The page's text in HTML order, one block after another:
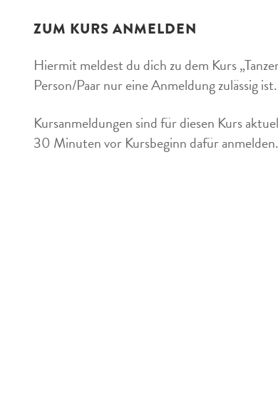
ZUM KURS ANMELDEN
Hiermit meldest du dich zu dem Kurs
Person/Paar nur eine Anmeldung zulässig ist.
Kursanmeldungen sind für diesen Kurs
30 Minuten vor Kursbeginn dafür anmelden.